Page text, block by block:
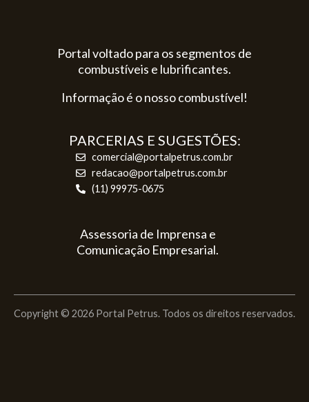
Portal voltado para os segmentos de
combustíveis e lubrificantes.
Informação é o nosso combustível!
PARCERIAS E SUGESTÕES:
comercial@portalpetrus.com.br
redacao@portalpetrus.com.br
(11) 99975-0675
Assessoria de Imprensa e
Comunicação Empresarial.
Copyright © 2026 Portal Petrus. Todos os direitos reservados.